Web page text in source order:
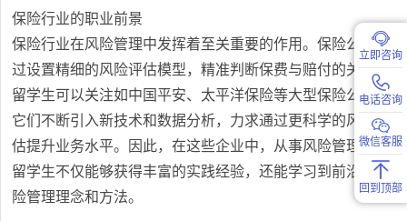
保险行业的职业前景
保险行业在风险管理中发挥着至关重要的作用。保险公司通
过设置精细的风险评估模型，精准判断保费与赔付的关系。
留学生可以关注如中国平安、太平洋保险等大型保险公司，
它们不断引入新技术和数据分析，力求通过更科学的风险评
估提升业务水平。因此，在这些企业中，从事风险管理岗的
留学生不仅能够获得丰富的实践经验，还能学习到前沿的风
险管理理念和方法。
立即咨询
电话咨询
微信客服
回到顶部